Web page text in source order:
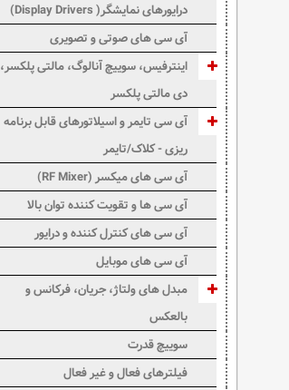
درایورهای نمایشگر( Display Drivers)
آی سی های صوتی و تصویری
اینترفیس، سوییچ آنالوگ، مالتی پلکسر،
دی مالتی پلکسر
آی سی تایمر و اسیلاتورهای قابل برنامه
ریزی - کلاک/تایمر
آی سی های میکسر (RF Mixer)
آی سی ها و تقویت کننده توان بالا
آی سی های کنترل کننده و درایور
آی سی های موبایل
مبدل های ولتاژ، جریان، فرکانس و
بالعکس
سوییچ قدرت
فیلترهای فعال و غیر فعال